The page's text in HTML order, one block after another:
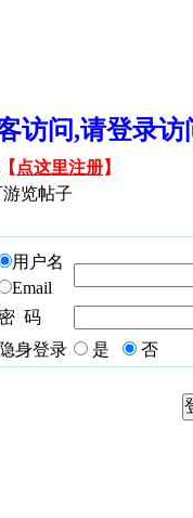
访问,请登录
【 点这里注册】
览帖子
用户名
Email
密 码
隐身登录
是 否